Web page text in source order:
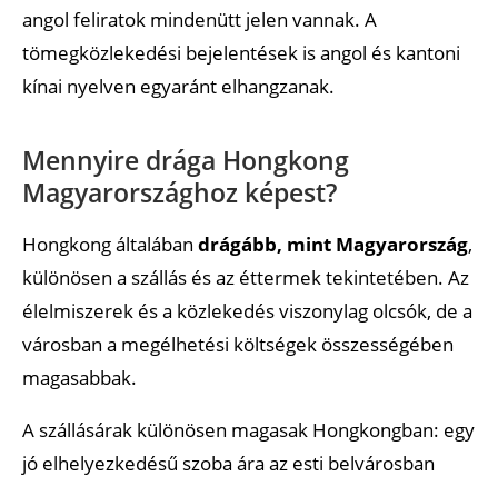
angol feliratok mindenütt jelen vannak. A
tömegközlekedési bejelentések is angol és kantoni
kínai nyelven egyaránt elhangzanak.
Mennyire drága Hongkong
Magyarországhoz képest?
Hongkong általában drágább, mint Magyarország,
különösen a szállás és az éttermek tekintetében. Az
élelmiszerek és a közlekedés viszonylag olcsók, de a
városban a megélhetési költségek összességében
magasabbak.
A szállásárak különösen magasak Hongkongban: egy
jó elhelyezkedésű szoba ára az esti belvárosban